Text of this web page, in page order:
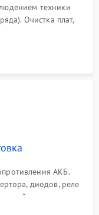
техники
Очистка плат,
и замыканий.
АКБ.
диодов, реле
поиск вздутых
плате.